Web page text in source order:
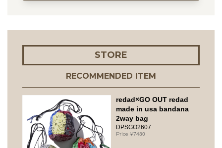
STORE
RECOMMENDED ITEM
redad×GO OUT redad
made in usa bandana
2way bag
DPSGO2607
7480